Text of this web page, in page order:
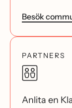
Besök
PARTNERS
Anlita en